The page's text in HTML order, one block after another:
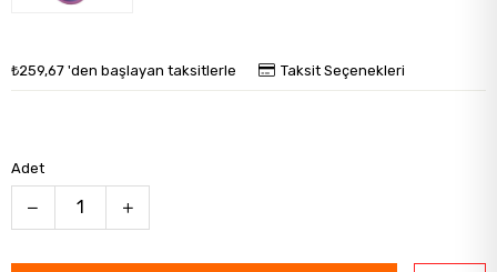
₺259,67 'den başlayan taksitlerle Taksit Seçenekleri
Adet